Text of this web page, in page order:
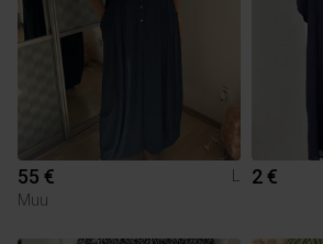
55 €
L
Muu
2 €